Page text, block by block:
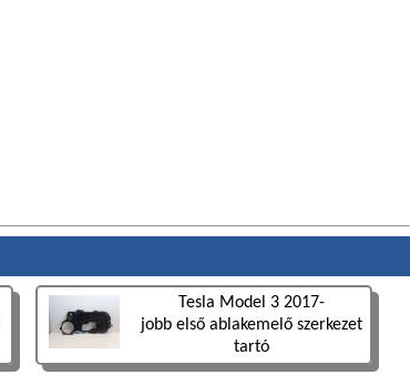
Tesla Model 3 2017-
jobb első ablakemelő szerkezet
tartó